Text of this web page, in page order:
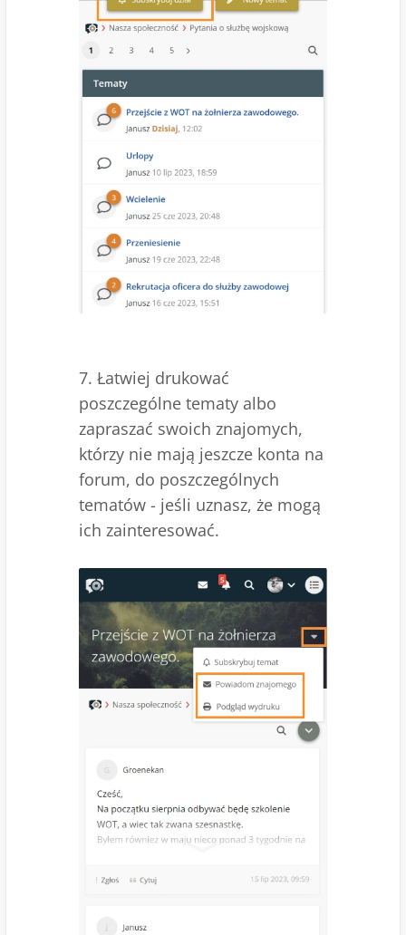
7. Łatwiej drukować
poszczególne tematy albo
zapraszać swoich znajomych,
którzy nie mają jeszcze konta na
forum, do poszczególnych
tematów - jeśli uznasz, że mogą
ich zainteresować.